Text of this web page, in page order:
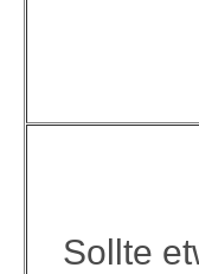
Sollte